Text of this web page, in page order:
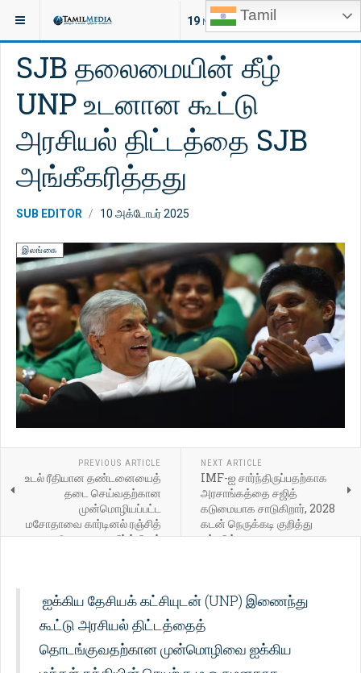
Tamil
19 NEW ARTICLES
இருக்குமிடம்: செய்திகள்
SJB தலைமையின் கீழ்
UNP உடனான கூட்டு
அரசியல் திட்டத்தை SJB
அங்கீகரித்தது
SUB EDITOR 10 அக்டோபர் 2025
இலங்கை
PREVIOUS ARTICLE
உடல் ரீதியான தண்டனையைத்
தடை செய்வதற்கான
முன்மொழியப்பட்ட
மசோதாவை கார்டினல் ரஞ்சித்
கடுமையாக எதிர்க்கிறார்
NEXT ARTICLE
IMF-ஐ சார்ந்திருப்பதற்காக
அரசாங்கத்தை சஜித்
கடுமையாக சாடுகிறார், 2028
கடன் நெருக்கடி குறித்து
எச்சரிக்கை
ஐக்கிய தேசியக் கட்சியுடன் (UNP) இணைந்து
கூட்டு அரசியல் திட்டத்தைத்
தொடங்குவதற்கான முன்மொழிவை ஐக்கிய